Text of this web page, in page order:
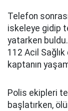
Telefon
iskeleye gidip
yatarken
112 Acil
kaptanın
Polis ekipleri
başlatırken,